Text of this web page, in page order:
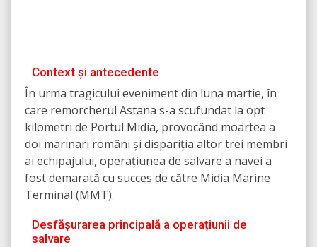
Context și antecedente
În urma tragicului eveniment din luna martie, în
care remorcherul Astana s-a scufundat la opt
kilometri de Portul Midia, provocând moartea a
doi marinari români și dispariția altor trei membri
ai echipajului, operațiunea de salvare a navei a
fost demarată cu succes de către Midia Marine
Terminal (MMT).
Desfășurarea principală a operațiunii de
salvare